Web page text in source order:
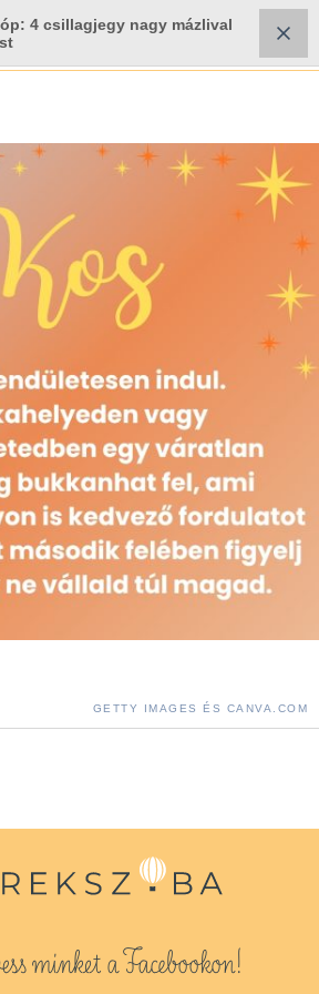
4 csillagjegy nagy mázlival
GETTY IMAGES ÉS CANVA.COM
minket a Facebookon!